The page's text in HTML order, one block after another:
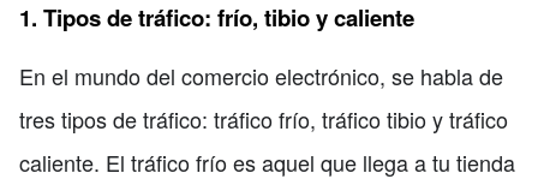
1. Tipos de tráfico: frío, tibio y caliente
En el mundo del comercio electrónico, se habla de
tres tipos de tráfico: tráfico frío, tráfico tibio y tráfico
caliente. El tráfico frío es aquel que llega a tu tienda